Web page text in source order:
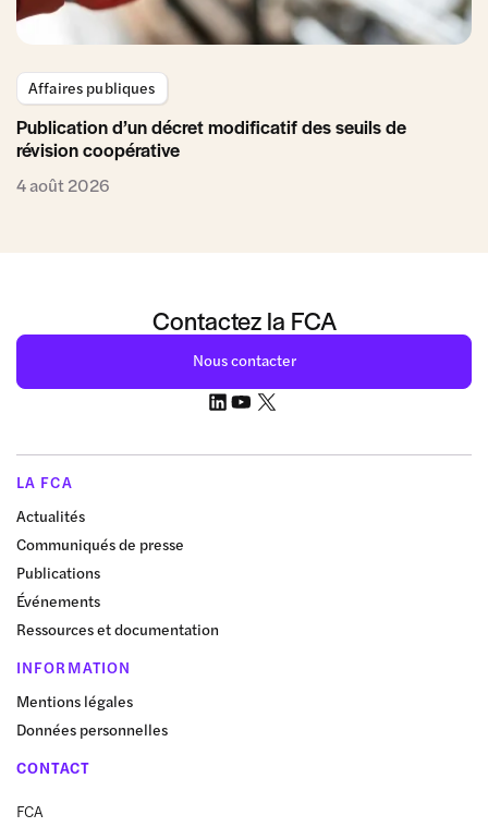
Affaires publiques
Publication d’un décret modificatif des seuils de
révision coopérative
4 août 2026
Contactez la FCA
Nous contacter
LA FCA
Actualités
Communiqués de presse
Publications
Événements
Ressources et documentation
INFORMATION
Mentions légales
Données personnelles
CONTACT
FCA